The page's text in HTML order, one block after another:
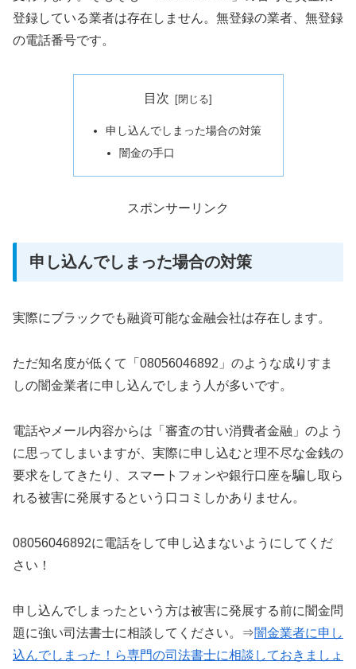
登録している業者は存在しません。無登録の業者、無登録
の電話番号です。
目次
申し込んでしまった場合の対策
闇金の手口
スポンサーリンク
申し込んでしまった場合の対策
実際にブラックでも融資可能な金融会社は存在します。
ただ知名度が低くて「08056046892」のような成りすま
しの闇金業者に申し込んでしまう人が多いです。
電話やメール内容からは「審査の甘い消費者金融」のよう
に思ってしまいますが、実際に申し込むと理不尽な金銭の
要求をしてきたり、スマートフォンや銀行口座を騙し取ら
れる被害に発展するという口コミしかありません。
08056046892に電話をして申し込まないようにしてくだ
さい！
申し込んでしまったという方は被害に発展する前に闇金問
題に強い司法書士に相談してください。⇒闇金業者に申し
込んでしまった！ら専門の司法書士に相談しておきましょ